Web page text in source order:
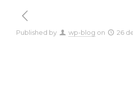
Published by wp-blog on 26